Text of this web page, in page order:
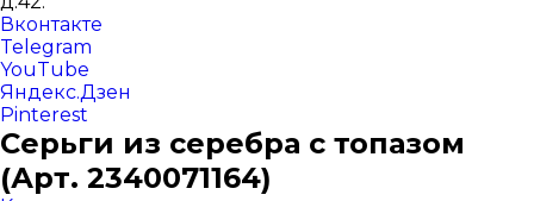
Вконтакте
Telegram
YouTube
Яндекс.Дзен
Pinterest
Серьги из серебра с топазом
(Арт. 2340071164)